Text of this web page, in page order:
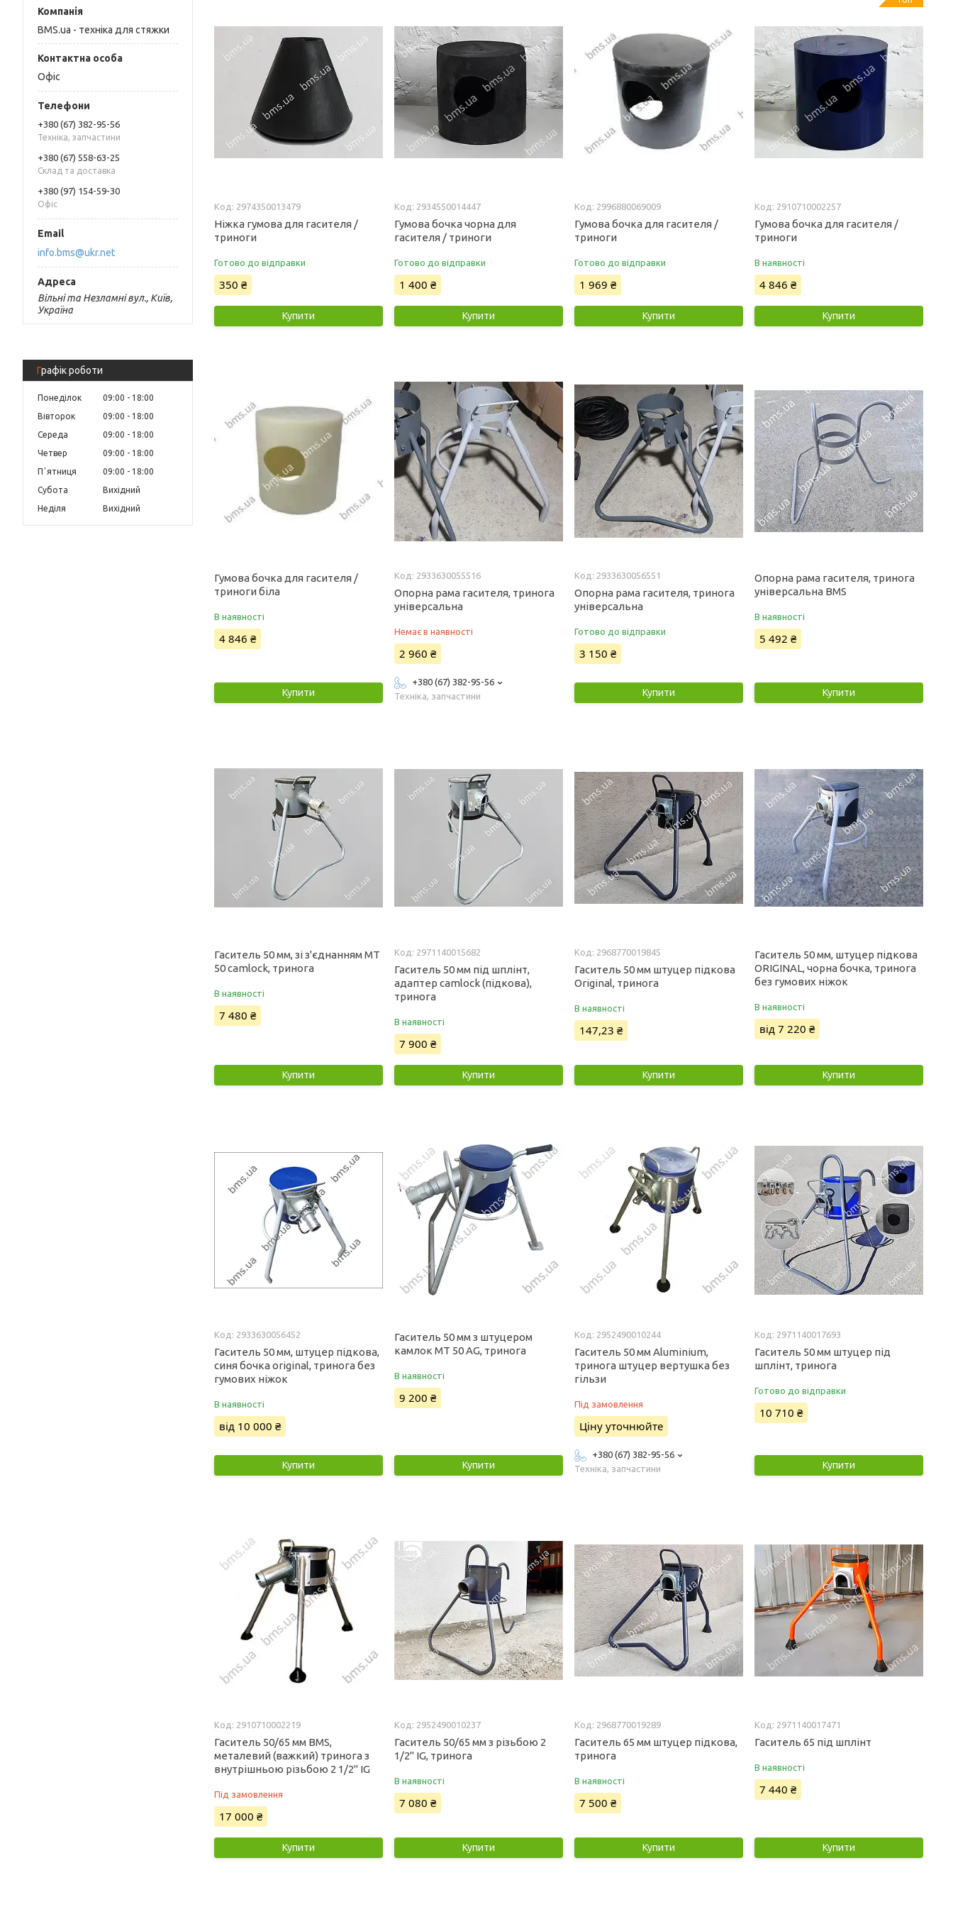
BMS.ua - техніка для стяжки
Офіс
+380 (67) 382-95-56
Техніка, запчастини
+380 (67) 558-63-25
Склад та доставка
+380 (97) 154-59-30
Офіс
info.bms@ukr.net
Вільні та Незламні вул., Київ,
Україна
Графік роботи
Понеділок 09:00
18:00
Вівторок
09:00
18:00
Середа
09:00
18:00
Четвер
09:00
18:00
Пʼятниця
09:00
18:00
Субота
Вихідний
Неділя
Вихідний
2974350013479
Ніжка гумова для гасителя /
триноги
Готово до відправки
350 ₴
Купити
2934550014447
Гумова бочка чорна для
гасителя / триноги
Готово до відправки
1 400 ₴
Купити
2996880069009
Гумова бочка для гасителя /
триноги
Готово до відправки
1 969 ₴
Купити
2910710002257
Гумова бочка для гасителя /
триноги
В наявності
4 846 ₴
Купити
Гумова бочка для гасителя /
триноги біла
В наявності
4 846 ₴
Купити
2933630055516
Опорна рама гасителя, тринога
універсальна
Немає в наявності
2 960 ₴
+380 (67) 382-95-56
Техніка, запчастини
2933630056551
Опорна рама гасителя, тринога
універсальна
Готово до відправки
3 150 ₴
Купити
Опорна рама гасителя, тринога
універсальна BMS
В наявності
5 492 ₴
Купити
Гаситель 50 мм, зі з'єднанням MT
50 camlock, тринога
В наявності
7 480 ₴
Купити
2971140015682
Гаситель 50 мм під шплінт,
адаптер camlock (підкова),
тринога
В наявності
7 900 ₴
Купити
2968770019845
Гаситель 50 мм штуцер підкова
Original, тринога
В наявності
147,23 ₴
Купити
Гаситель 50 мм, штуцер підкова
ORIGINAL, чорна бочка, тринога
без гумових ніжок
В наявності
від 7 220 ₴
Купити
2933630056452
Гаситель 50 мм, штуцер підкова,
синя бочка original, тринога без
гумових ніжок
В наявності
від 10 000 ₴
Купити
Гаситель 50 мм з штуцером
камлок MT 50 AG, тринога
В наявності
9 200 ₴
Купити
2952490010244
Гаситель 50 мм Aluminium,
тринога штуцер вертушка без
гільзи
Під замовлення
Ціну уточнюйте
+380 (67) 382-95-56
Техніка, запчастини
2971140017693
Гаситель 50 мм штуцер під
шплінт, тринога
Готово до відправки
10 710 ₴
Купити
2910710002219
Гаситель 50/65 мм BMS,
металевий (важкий) тринога з
внутрішньою різьбою 2 1/2" IG
Під замовлення
17 000 ₴
Купити
2952490010237
Гаситель 50/65 мм з різьбою 2
1/2" IG, тринога
В наявності
7 080 ₴
Купити
2968770019289
Гаситель 65 мм штуцер підкова,
тринога
В наявності
7 500 ₴
Купити
2971140017471
Гаситель 65 під шплінт
В наявності
7 440 ₴
Купити